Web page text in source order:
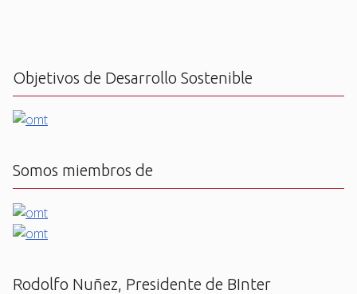
Objetivos de Desarrollo Sostenible
Somos miembros de
Rodolfo Nuñez, Presidente de BInter